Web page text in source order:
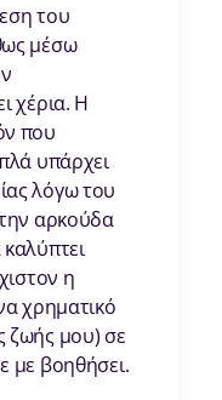
του
μέσω
χέρια. Η
που
υπάρχει
λόγω του
αρκούδα
η
χρηματικό
ζωής μου) σε
με βοηθήσει.